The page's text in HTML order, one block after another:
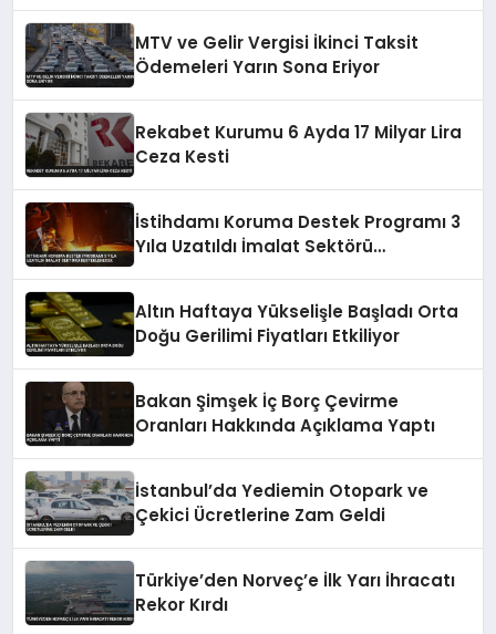
MTV ve Gelir Vergisi İkinci Taksit
Ödemeleri Yarın Sona Eriyor
Rekabet Kurumu 6 Ayda 17 Milyar Lira
Ceza Kesti
İstihdamı Koruma Destek Programı 3
Yıla Uzatıldı İmalat Sektörü
Altın Haftaya Yükselişle Başladı Orta
Doğu Gerilimi Fiyatları Etkiliyor
Bakan Şimşek İç Borç Çevirme
Oranları Hakkında Açıklama Yaptı
İstanbul’da Yediemin Otopark ve
Çekici Ücretlerine Zam Geldi
Türkiye’den Norveç’e İlk Yarı İhracatı
Rekor Kırdı